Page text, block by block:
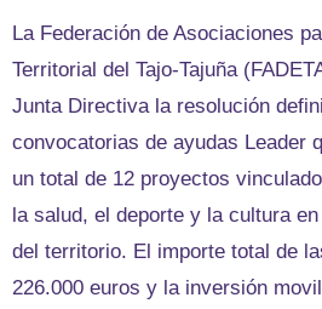
La Federación de Asociaciones
Territorial del Tajo-Tajuña
Junta Directiva la resolución
convocatorias de ayudas Leader
un total de 12 proyectos
la salud, el deporte y la cultura
del territorio. El importe total de
226.000 euros y la inversión